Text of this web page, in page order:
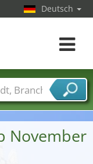
November
Deutsch
Toggle
Branchen